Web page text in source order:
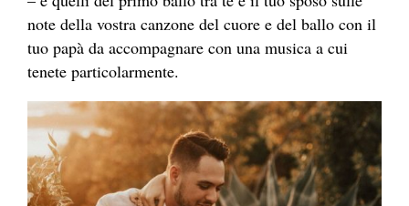
note della vostra canzone del cuore e del ballo con il
tuo papà da accompagnare con una musica a cui
tenete particolarmente.